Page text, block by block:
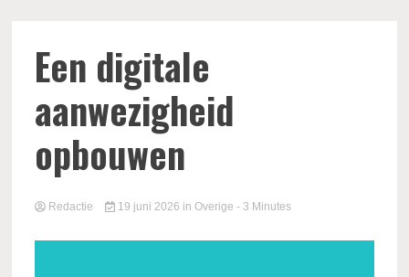
Een digitale
aanwezigheid
opbouwen
Redactie 19 juni 2026 in Overige - 3 Minutes